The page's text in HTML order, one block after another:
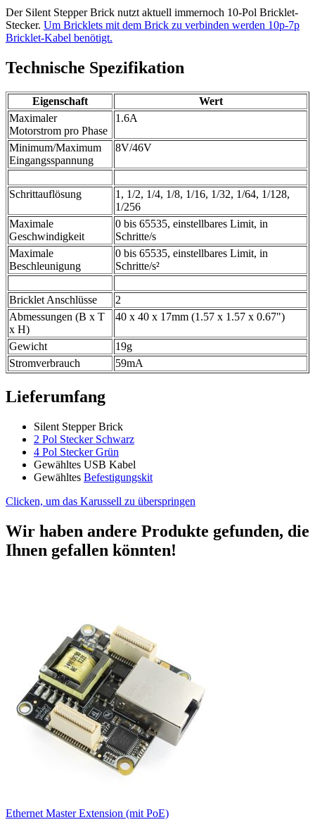
Der Silent Stepper Brick nutzt aktuell immernoch 10-Pol Bricklet-
Stecker. Um Bricklets mit dem Brick zu verbinden werden 10p-7p
Bricklet-Kabel benötigt.
Technische Spezifikation
Eigenschaft
Wert
Maximaler
Motorstrom pro Phase
1.6A
Minimum/Maximum
Eingangsspannung
8V/46V
Schrittauflösung
1, 1/2, 1/4, 1/8, 1/16, 1/32, 1/64, 1/128,
1/256
Maximale
Geschwindigkeit
0 bis 65535, einstellbares Limit, in
Schritte/s
Maximale
Beschleunigung
0 bis 65535, einstellbares Limit, in
Schritte/s²
Bricklet Anschlüsse
2
Abmessungen (B x T
x H)
40 x 40 x 17mm (1.57 x 1.57 x 0.67")
Gewicht
19g
Stromverbrauch
59mA
Lieferumfang
Silent Stepper Brick
2 Pol Stecker Schwarz
4 Pol Stecker Grün
Gewähltes USB Kabel
Gewähltes Befestigungskit
Clicken, um das Karussell zu überspringen
Wir haben andere Produkte gefunden, die
Ihnen gefallen könnten!
Ethernet Master Extension (mit PoE)